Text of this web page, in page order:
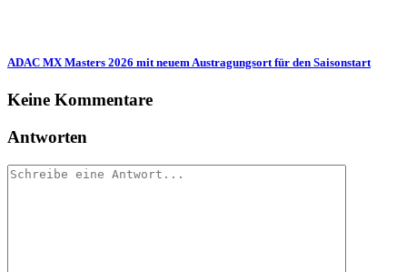
ADAC MX Masters 2026 mit neuem Austragungsort für den Saisonstart
Keine Kommentare
Antworten